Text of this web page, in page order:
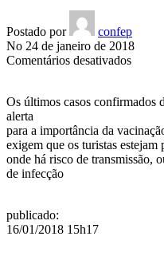
Postado por
confep
No 24 de janeiro de 2018
Comentários desativadosem
O
você
saber
Os últimos casos confirmados
alerta
para a importância da
exigem que os turistas
onde há risco de transmissão,
de infecção
publicado:
16/01/2018 15h17